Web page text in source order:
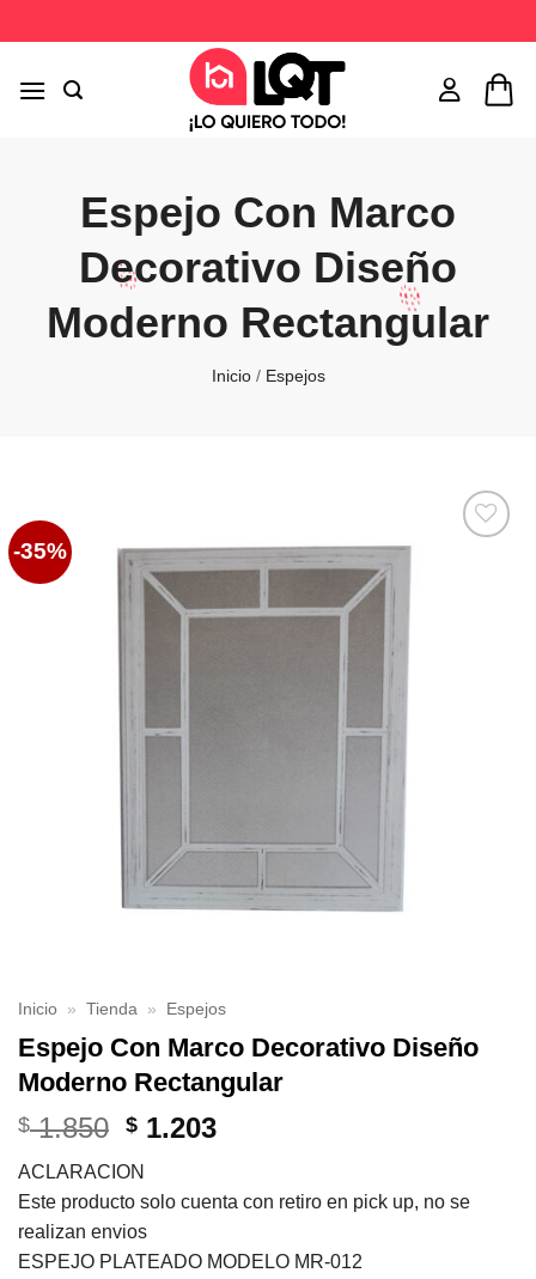
al
Espejo Con Marco
Decorativo Diseño
Moderno Rectangular
Inicio / Espejos
-35%
Inicio » Tienda » Espejos
Espejo Con Marco Decorativo Diseño
Moderno Rectangular
$1.850 El
original
era:
$ 1.850.
$ 1.203El
es:
ACLARACION
Este producto solo cuenta con retiro en pick up, no se
realizan envios
ESPEJO PLATEADO MODELO MR-012